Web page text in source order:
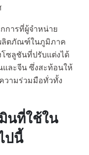
การที่ผู้จำหน่าย
ลิตภัณฑ์ในภูมิภาค
ซลูชันที่ปรับแต่งได้
และจีน ซึ่งสะท้อนให้
วามร่วมมือทั่วทั้ง
นที่ใช้ใน
ปนี้